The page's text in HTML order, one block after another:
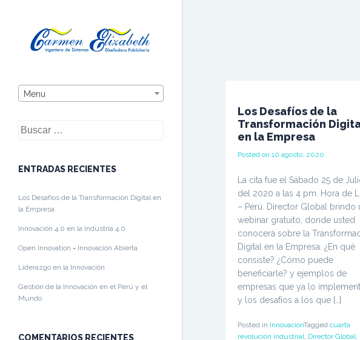
Menu
Buscar:
ENTRADAS RECIENTES
Los Desafíos de la Transformación Digital en
la Empresa
Innovación 4.0 en la Industria 4.0
Open Innovation = Innovación Abierta
Liderazgo en la Innovación
Gestión de la Innovación en el Perú y el
Mundo
COMENTARIOS RECIENTES
Los Desafíos de la
Transformación
en la Empresa
Posted on10 agosto, 2020
La cita fue el Sábado 25 de
del 2020 a las 4 pm. Hora de
– Perú. Director Global brindo
webinar gratuito, donde usted
conocerá sobre la
Digital en la Empresa. ¿En qué
consiste? ¿Cómo puede
beneficiarle? y ejemplos de
empresas que ya lo
y los desafíos a los que […]
Posted in InnovaciónTaggedcuarta
revolución industrial, Director Global,